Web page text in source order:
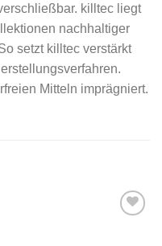
killtec liegt
nachhaltiger
setzt killtec verstärkt
Mitteln imprägniert.